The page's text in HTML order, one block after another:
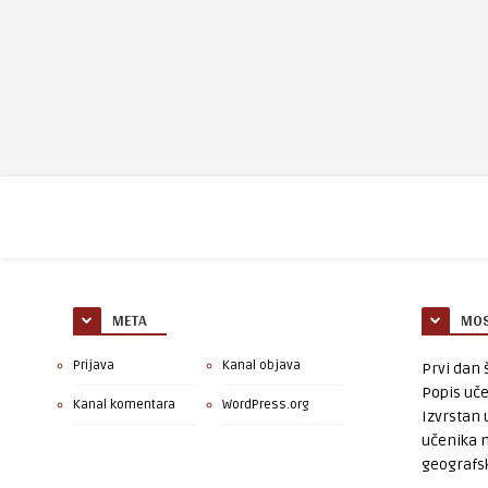
META
Prijava Kanal objava
Kanal komentara WordPress.org
Prvi dan
Popis
Izvrstan
učenika